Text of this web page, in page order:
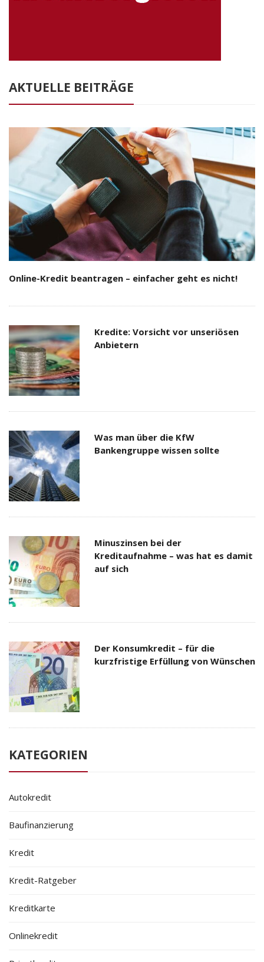
AKTUELLE BEITRÄGE
Online-Kredit beantragen – einfacher geht es nicht!
Kredite: Vorsicht vor unseriösen
Anbietern
Was man über die KfW
Bankengruppe wissen sollte
Minuszinsen bei der
Kreditaufnahme – was hat es damit
auf sich
Der Konsumkredit – für die
kurzfristige Erfüllung von Wünschen
KATEGORIEN
Autokredit
Baufinanzierung
Kredit
Kredit-Ratgeber
Kreditkarte
Onlinekredit